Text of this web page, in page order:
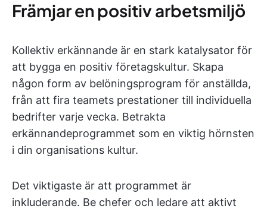
Främjar en positiv arbetsmiljö
Kollektiv erkännande är en stark katalysator för
att bygga en positiv företagskultur. Skapa
någon form av belöningsprogram för anställda,
från att fira teamets prestationer till individuella
bedrifter varje vecka. Betrakta
erkännandeprogrammet som en viktig hörnsten
i din organisations kultur.
Det viktigaste är att programmet är
inkluderande. Be chefer och ledare att aktivt